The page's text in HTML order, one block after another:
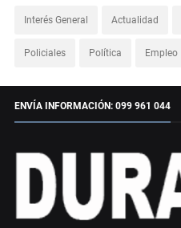
Interés General Actualidad
Policiales Política Empleo
ENVÍA INFORMACIÓN: 099 961 044